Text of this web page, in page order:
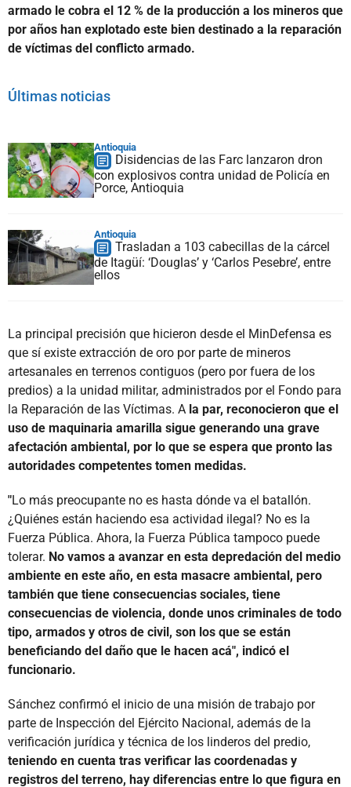
armado le cobra el 12 % de la producción a los mineros que
por años han explotado este bien destinado a la reparación
de víctimas del conflicto armado.
Últimas noticias
Antioquia
Disidencias de las Farc lanzaron dron
con explosivos contra unidad de Policía en
Porce, Antioquia
Antioquia
Trasladan a 103 cabecillas de la cárcel
de Itagüí: ‘Douglas’ y ‘Carlos Pesebre’, entre
ellos
La principal precisión que hicieron desde el MinDefensa es
que sí existe extracción de oro por parte de mineros
artesanales en terrenos contiguos (pero por fuera de los
predios) a la unidad militar, administrados por el Fondo para
la Reparación de las Víctimas. A la par, reconocieron que el
uso de maquinaria amarilla sigue generando una grave
afectación ambiental, por lo que se espera que pronto las
autoridades competentes tomen medidas.
"Lo más preocupante no es hasta dónde va el batallón.
¿Quiénes están haciendo esa actividad ilegal? No es la
Fuerza Pública. Ahora, la Fuerza Pública tampoco puede
tolerar. No vamos a avanzar en esta depredación del medio
ambiente en este año, en esta masacre ambiental, pero
también que tiene consecuencias sociales, tiene
consecuencias de violencia, donde unos criminales de todo
tipo, armados y otros de civil, son los que se están
beneficiando del daño que le hacen acá", indicó el
funcionario.
Sánchez confirmó el inicio de una misión de trabajo por
parte de Inspección del Ejército Nacional, además de la
verificación jurídica y técnica de los linderos del predio,
teniendo en cuenta tras verificar las coordenadas y
registros del terreno, hay diferencias entre lo que figura en